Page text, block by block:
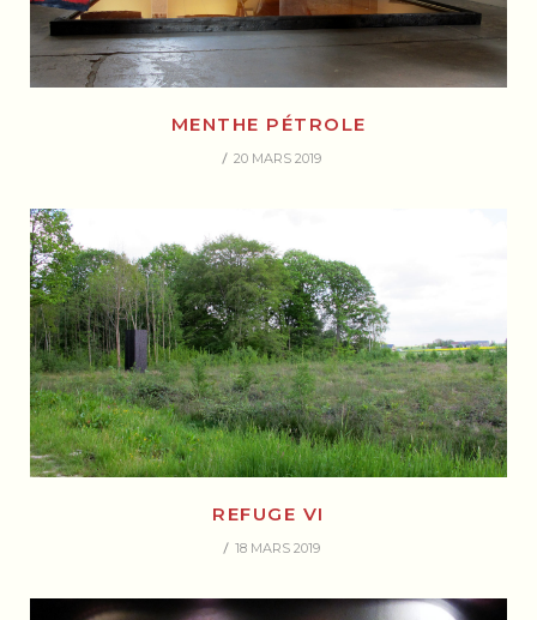
MENTHE PÉTROLE
20 MARS 2019
REFUGE VI
18 MARS 2019